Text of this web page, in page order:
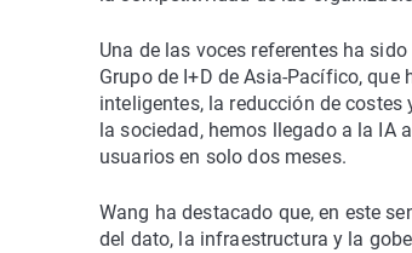
Una de las voces referentes ha
Grupo de I+D de Asia-Pacífico,
inteligentes, la reducción de
la sociedad, hemos llegado a la IA
usuarios en solo dos meses.
Wang ha destacado que, en este
del dato, la infraestructura y la